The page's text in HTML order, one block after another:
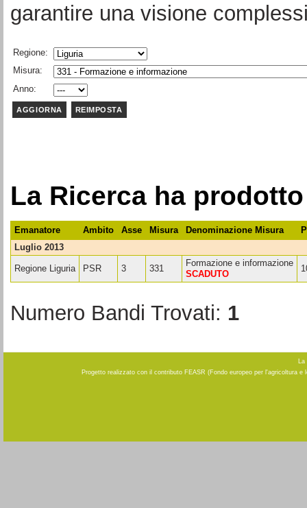
garantire una visione
Regione:
Misura:
Anno:
La Ricerca ha
Emanatore Ambito Asse Misura Denominazione Misura
luglio 2013
Regione Liguria PSR 3 331
Formazione e informazione
SCADUTO
Numero Bandi Trovati: 1
Progetto realizzato con il contributo FEASR (Fondo europeo per l'agricoltura